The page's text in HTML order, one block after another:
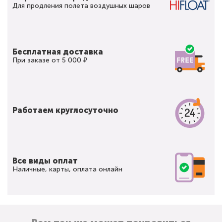
Для продления полета воздушных шаров
Бесплатная доставка
При заказе от 5 000 ₽
Работаем круглосуточно
Все виды оплат
Наличные, карты, оплата онлайн